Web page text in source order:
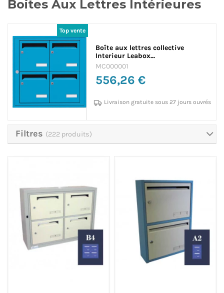
Boites Aux Lettres Intérieures
Boîte aux lettres collective
Interieur Leabox...
MC000001
556,26 €
Livraison gratuite sous 27 jours ouvrés
Filtres (222 produits)